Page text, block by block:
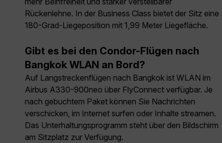
Rückenlehne. In der Business Class bietet der Sitz eine
180-Grad-Liegeposition mit 1,99 Meter Liegefläche.
Gibt es bei den Condor-Flügen nach
Bangkok WLAN an Bord?
Auf Langstreckenflügen nach Bangkok ist WLAN im
Airbus A330-900neo über FlyConnect verfügbar. Je
nach gebuchtem Paket können Sie Nachrichten
verschicken, im Internet surfen oder Inhalte streamen.
Das Unterhaltungsprogramm steht über den Bildschirm
am Sitzplatz zur Verfügung.